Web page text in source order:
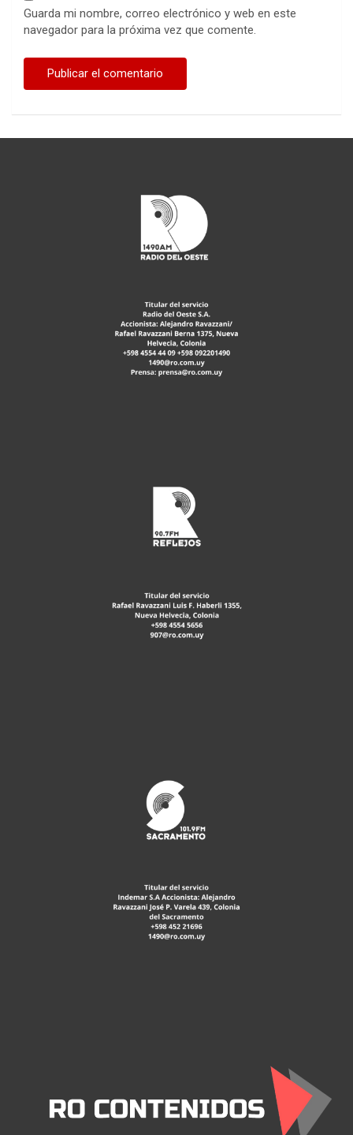
Guarda mi nombre, correo electrónico y web en este
navegador para la próxima vez que comente.